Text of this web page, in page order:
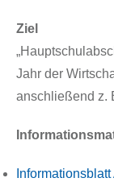
Ziel
Jahr der
anschließend z.
Informationsblatt